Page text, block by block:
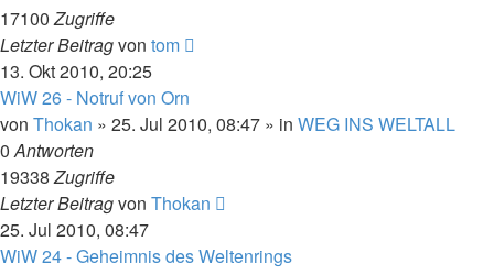
17100Zugriffe
Letzter Beitragvon tom
13. Okt 2010, 20:25
WiW 26 - Notruf von Orn
von Thokan » 25. Jul 2010, 08:47 » in WEG INS WELTALL
0Antworten
19338Zugriffe
Letzter Beitragvon Thokan
25. Jul 2010, 08:47
WiW 24 - Geheimnis des Weltenrings